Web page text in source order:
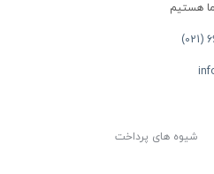
شیوه های پرداخت